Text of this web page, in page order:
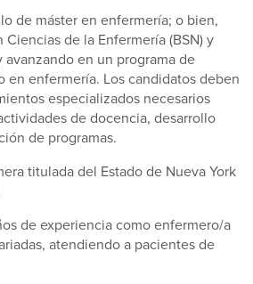
de máster en enfermería; o bien,
de la Enfermería (BSN) y
avanzando en un programa de
en enfermería. Los candidatos deben
especializados necesarios
de docencia, desarrollo
de programas.
titulada del Estado de Nueva York
de experiencia como enfermero/a
atendiendo a pacientes de